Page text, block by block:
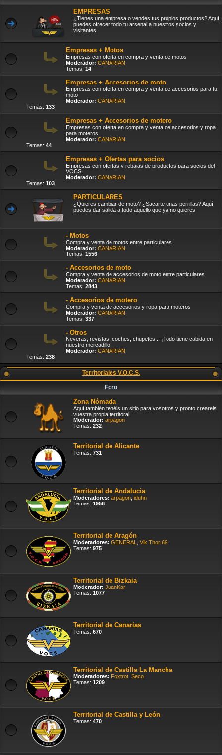
EMPRESAS
¿Tienes una empresa o vendes tus propios productos? Aquí
puedes ofrecer todo tu arsenal a nuestros socios y
visitantes
Empresas + Motos
Empresas con oferta en compra y venta de motos
Moderador: CANARIAN
Temas: 14
Empresas + Accesorios de moto
Empresas con oferta en compra y venta de accesorios para tu
moto
Moderador: CANARIAN
Temas: 133
Empresas + Accesorios de motero
Empresas con oferta en compra y venta de accesorios y ropa
para moteros
Moderador: CANARIAN
Temas: 44
Empresas + Ofertas para socios
Empresas con ofertas y rebajas de productos para socios del
VOCS
Moderador: CANARIAN
Temas: 103
PARTICULARES
¿Quieres cambiar de moto? ¿Sacarte unas perrillas? Aquí
puedes dar salida a todo aquello que ya no quieres
- Motos
Compra y venta de motos entre particulares
Moderador: CANARIAN
Temas: 1556
- Accesorios de moto
Compra y venta de accesorios de moto entre particulares
Moderador: CANARIAN
Temas: 2843
- Accesorios de motero
Compra y venta de accesorios y ropa para moteros
Moderador: CANARIAN
Temas: 337
- Otros
Neveras, revistas, coches, chupetes... ¡Todo tiene cabida en
nuestro mercadillo!
Moderador: CANARIAN
Temas: 238
Territoriales V.O.C.S.
Foro
Zona Nómada
Aquí también tenéis un sitio para vosotros y pronto creareis
vuestra propia territoral
Moderador: arpagon
Temas: 232
Territorial de Alicante
Temas: 731
Territorial de Andalucia
Moderadores: arpagon iduhn
Temas: 1958
Territorial de Aragón
Moderadores: GENERAL
Vik Thor 69
Temas: 975
Territorial de Bizkaia
Moderador: JuanKar
Temas: 1077
Territorial de Canarias
Temas: 670
Territorial de Castilla La Mancha
Moderadores: Foxtrot Seco
Temas: 1209
Territorial de Castilla y León
Temas: 470